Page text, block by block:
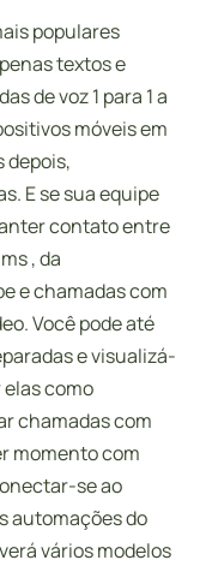
populares
textos e
de voz 1 para 1 a
móveis em
depois,
E se sua equipe
contato entre
, da
e chamadas com
Você pode até
e visualizá-
elas como
chamadas com
momento com
se ao
automações do
vários modelos